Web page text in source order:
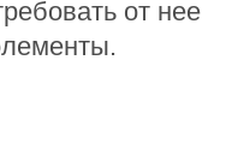
от нее